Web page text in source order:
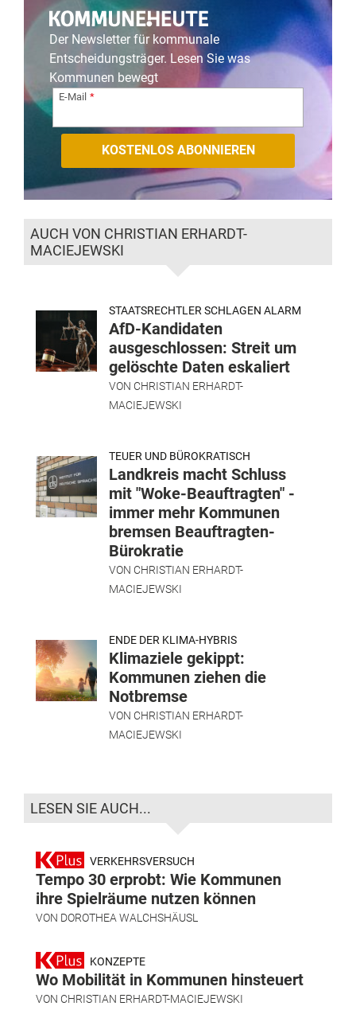
Der Newsletter für kommunale
Entscheidungsträger. Lesen Sie was
Kommunen bewegt
E-Mail
AUCH VON CHRISTIAN ERHARDT-
MACIEJEWSKI
STAATSRECHTLER SCHLAGEN ALARM
AfD-Kandidaten
ausgeschlossen: Streit um
gelöschte Daten eskaliert
VON CHRISTIAN ERHARDT-
MACIEJEWSKI
TEUER UND BÜROKRATISCH
Landkreis macht Schluss
mit "Woke-Beauftragten" -
immer mehr Kommunen
bremsen Beauftragten-
Bürokratie
VON CHRISTIAN ERHARDT-
MACIEJEWSKI
ENDE DER KLIMA-HYBRIS
Klimaziele gekippt:
Kommunen ziehen die
Notbremse
VON CHRISTIAN ERHARDT-
MACIEJEWSKI
LESEN SIE AUCH...
VERKEHRSVERSUCH
Tempo 30 erprobt: Wie Kommunen
ihre Spielräume nutzen können
VON DOROTHEA WALCHSHÄUSL
KONZEPTE
Wo Mobilität in Kommunen hinsteuert
VON CHRISTIAN ERHARDT-MACIEJEWSKI